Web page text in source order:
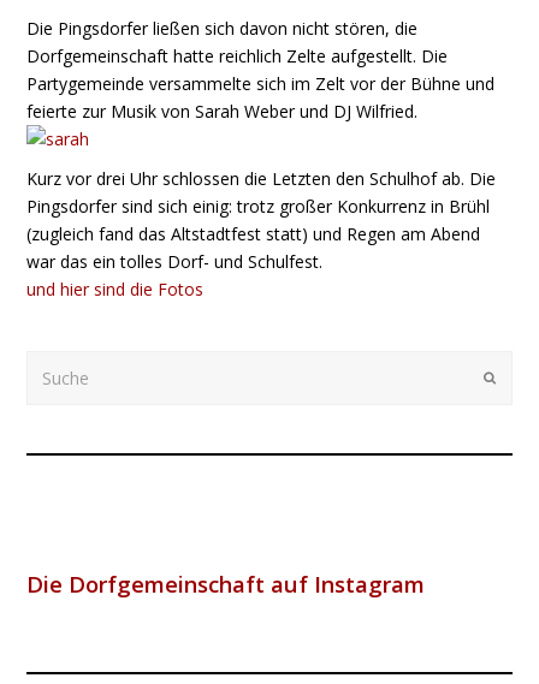
Die Pingsdorfer ließen sich davon nicht stören, die
Dorfgemeinschaft hatte reichlich Zelte aufgestellt. Die
Partygemeinde versammelte sich im Zelt vor der Bühne und
feierte zur Musik von Sarah Weber und DJ Wilfried.
Kurz vor drei Uhr schlossen die Letzten den Schulhof ab. Die
Pingsdorfer sind sich einig: trotz großer Konkurrenz in Brühl
(zugleich fand das Altstadtfest statt) und Regen am Abend
war das ein tolles Dorf- und Schulfest.
und hier sind die Fotos
Submit
Die Dorfgemeinschaft auf Instagram